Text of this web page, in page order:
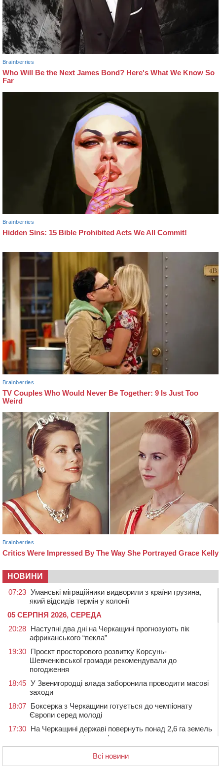
НОВИНИ
07:23 Уманські міграційники видворили з країни грузина,
який відсидів термін у колонії
05 СЕРПНЯ 2026, СЕРЕДА
20:28 Наступні два дні на Черкащині прогнозують пік
африканського “пекла”
19:30 Проєкт просторового розвитку Корсунь-
Шевченківської громади рекомендували до
погодження
18:45 У Звенигородці влада заборонила проводити масові
заходи
18:07 Боксерка з Черкащини готується до чемпіонату
Європи серед молоді
17:30 На Черкащині державі повернуть понад 2,6 га земель
природно-заповідного фонду
На Лисянщині проведуть в останню путь
Всі новини